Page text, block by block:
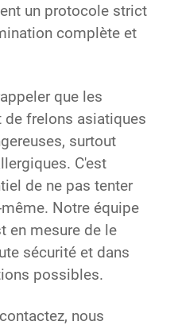
un protocole strict
complète et
que les
de frelons asiatiques
surtout
C'est
de ne pas tenter
Notre équipe
en mesure de le
sécurité et dans
possibles.
nous